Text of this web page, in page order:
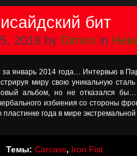
бит
2018 by Dimon in
за январь 2014 года… Интервью в
миру свою уникальную сталь
альбом, но не отказался
избиения со стороны
пластинке года в мире
Темы: Carcass, Iron Fist